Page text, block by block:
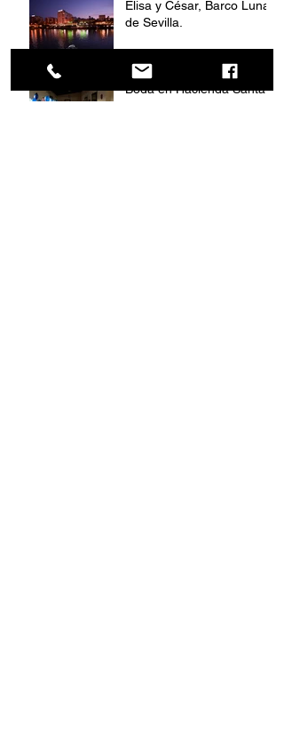
Elisa y César, Barco Luna
de Sevilla.
Boda en Hacienda Santa